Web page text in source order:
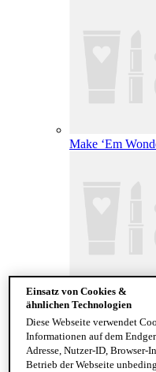
Make ‘Em
Wonder Snatch
Einsatz von Cookies &
ähnlichen Technologien
Diese Webseite verwendet
Informationen auf dem
Adresse, Nutzer-ID, Browser-
Betrieb der Webseite